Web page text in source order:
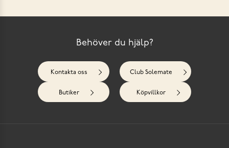
Behöver du hjälp?
Kontakta oss Club Solemate
Butiker Köpvillkor